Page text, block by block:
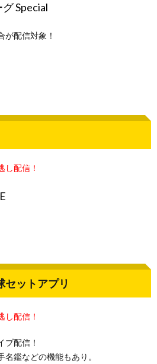
Special
が配信対象！
し配信！
セットアプリ
し配信！
ブ配信！
鑑などの機能もあり。